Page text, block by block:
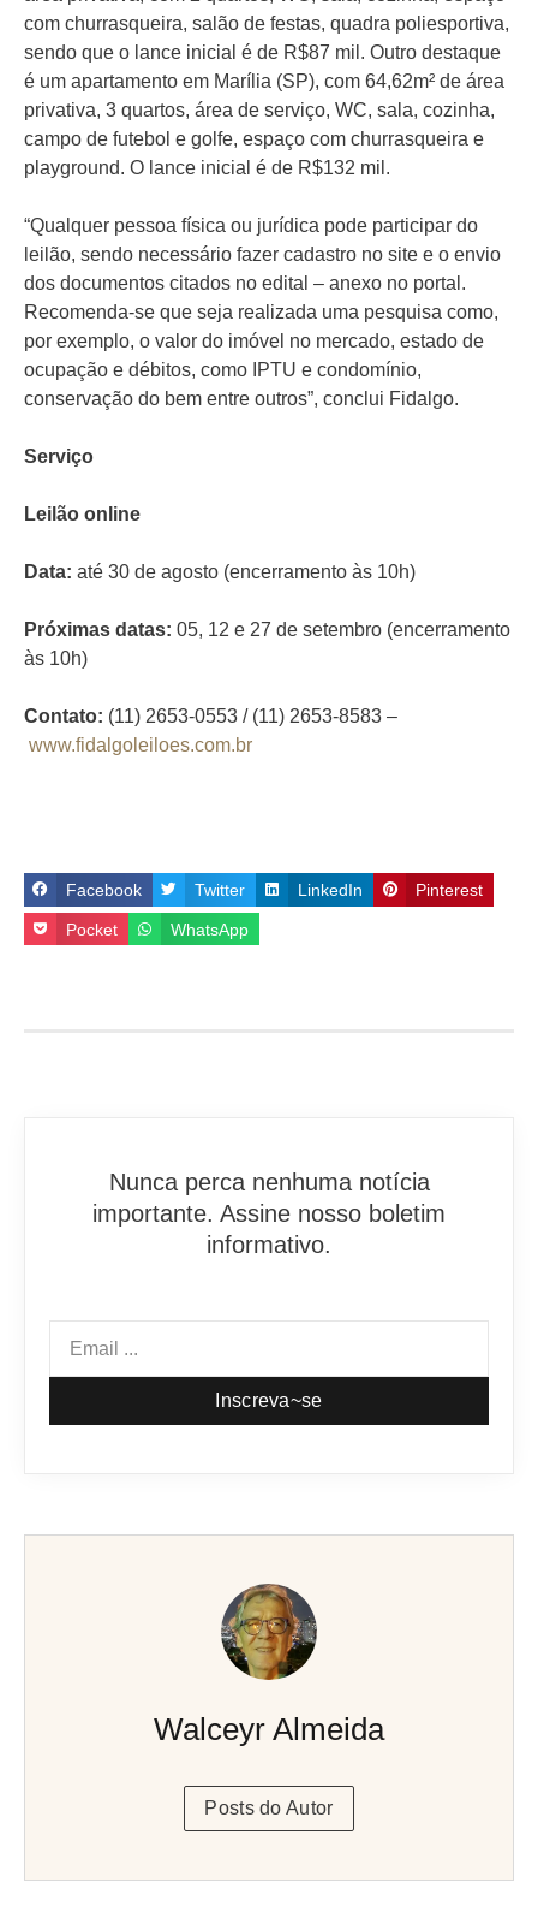
com churrasqueira, salão de festas, quadra poliesportiva,
sendo que o lance inicial é de R$87 mil. Outro destaque
é um apartamento em Marília (SP), com 64,62m² de área
privativa, 3 quartos, área de serviço, WC, sala, cozinha,
campo de futebol e golfe, espaço com churrasqueira e
playground. O lance inicial é de R$132 mil.
“Qualquer pessoa física ou jurídica pode participar do
leilão, sendo necessário fazer cadastro no site e o envio
dos documentos citados no edital – anexo no portal.
Recomenda-se que seja realizada uma pesquisa como,
por exemplo, o valor do imóvel no mercado, estado de
ocupação e débitos, como IPTU e condomínio,
conservação do bem entre outros”, conclui Fidalgo.
Serviço
Leilão online
Data: até 30 de agosto (encerramento às 10h)
Próximas datas: 05, 12 e 27 de setembro (encerramento
às 10h)
Contato: (11) 2653-0553 / (11) 2653-8583 –
www.fidalgoleiloes.com.br
Facebook Twitter LinkedIn Pinterest
Pocket WhatsApp
Nunca perca nenhuma notícia
importante. Assine nosso boletim
informativo.
Inscreva~se
Walceyr Almeida
Posts do Autor